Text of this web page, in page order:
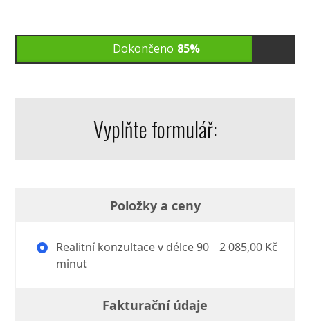
Dokončeno 85%
Vyplňte formulář:
Položky a ceny
Realitní konzultace v délce 90
minut
2 085,00 Kč
Fakturační údaje